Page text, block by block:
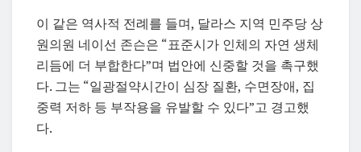
이 같은 역사적 전례를 들며, 달라스 지역 민주당 상
원의원 네이선 존슨은 “표준시가 인체의 자연 생체
리듬에 더 부합한다”며 법안에 신중할 것을 촉구했
다. 그는 “일광절약시간이 심장 질환, 수면장애, 집
중력 저하 등 부작용을 유발할 수 있다”고 경고했
다.